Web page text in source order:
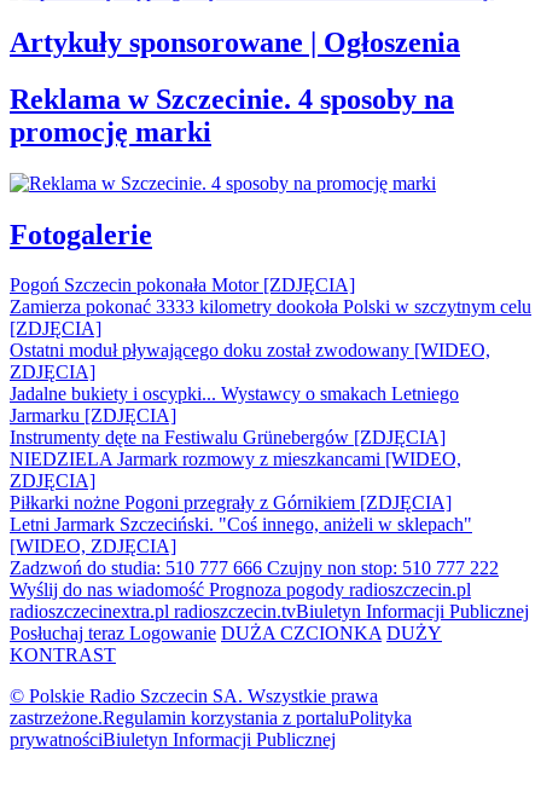
Artykuły sponsorowane | Ogłoszenia
Reklama w Szczecinie. 4 sposoby na
promocję marki
Fotogalerie
Pogoń Szczecin pokonała Motor [ZDJĘCIA]
Zamierza pokonać 3333 kilometry dookoła Polski w szczytnym celu
[ZDJĘCIA]
Ostatni moduł pływającego doku został zwodowany [WIDEO,
ZDJĘCIA]
Jadalne bukiety i oscypki... Wystawcy o smakach Letniego
Jarmarku [ZDJĘCIA]
Instrumenty dęte na Festiwalu Grünebergów [ZDJĘCIA]
NIEDZIELA Jarmark rozmowy z mieszkancami [WIDEO,
ZDJĘCIA]
Piłkarki nożne Pogoni przegrały z Górnikiem [ZDJĘCIA]
Letni Jarmark Szczeciński. "Coś innego, aniżeli w sklepach"
[WIDEO, ZDJĘCIA]
Zadzwoń do studia: 510 777 666 Czujny non stop: 510 777 222
Wyślij do nas wiadomość Prognoza pogody radioszczecin.pl
radioszczecinextra.pl radioszczecin.tvBiuletyn Informacji Publicznej
Posłuchaj teraz Logowanie DUŻA CZCIONKA DUŻY
KONTRAST
© Polskie Radio Szczecin SA. Wszystkie prawa
zastrzeżone.Regulamin korzystania z portaluPolityka
prywatnościBiuletyn Informacji Publicznej